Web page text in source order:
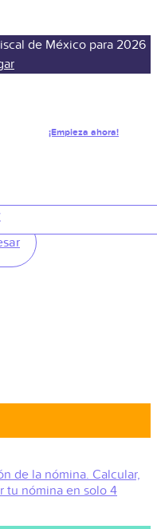
de México para 2026
¡Empieza ahora!
de la nómina. Calcular,
tu nómina en solo 4